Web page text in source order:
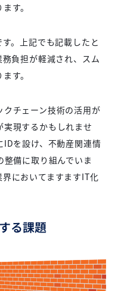
す。
。上記でも記載したと
負担が軽減され、スム
す。
チェーン技術の活用が
現するかもしれませ
IDを設け、不動産関連情
備に取り組んでいま
においてますますIT化
る課題